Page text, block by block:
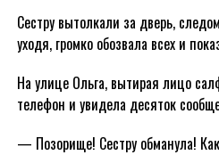
Сестру вытолкали за дверь,
уходя, громко обозвала всех и
На улице Ольга, вытирая лицо
телефон и увидела десяток
— Позорище! Сестру обманула!